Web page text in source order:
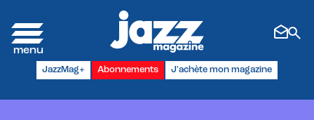
JazzMag+ Abonnements J'achète mon magazine